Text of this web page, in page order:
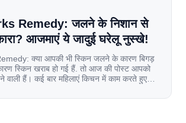
Remedy: जलने के निशान से
आजमाएं ये जादुई घरेलू नुस्खे!
क्या आपकी भी स्किन जलने के कारण बिगड़
स्किन खराब हो गई हैं. तो आज की पोस्ट आपको
वाली हैं। कई बार महिलाएं किचन में काम करते हुए